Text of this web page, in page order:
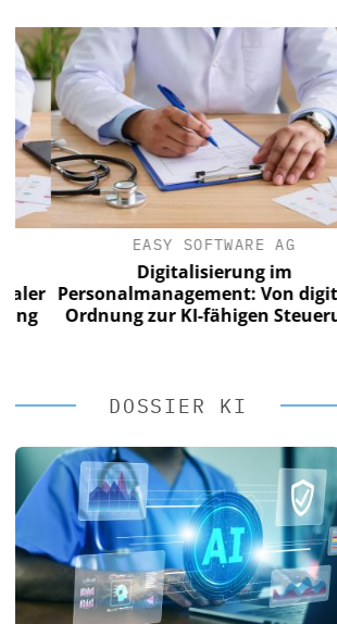
EASY SOFTWARE AG
Digitalisierung im
Personalmanagement: Von digitaler
Ordnung zur KI-fähigen Steuerung
DOSSIER KI